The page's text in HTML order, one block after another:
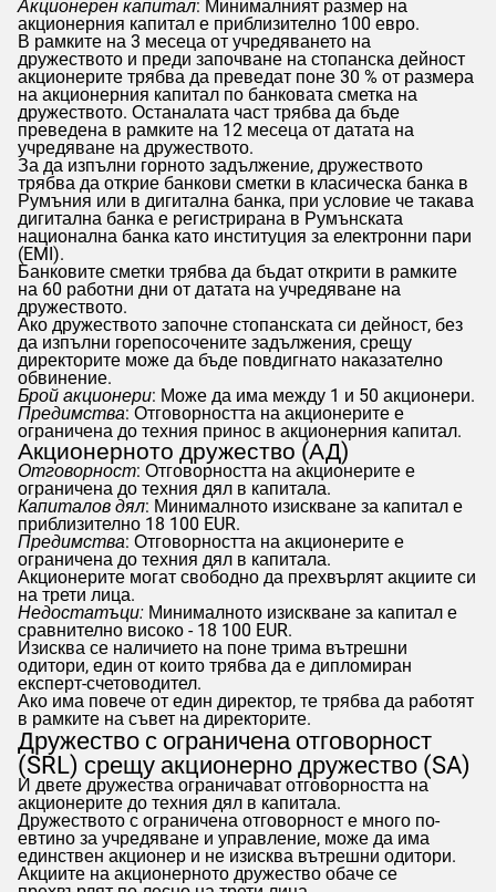
Акционерен капитал: Минималният размер на
акционерния капитал е приблизително 100 евро.
В рамките на 3 месеца от учредяването на
дружеството и преди започване на стопанска дейност
акционерите трябва да преведат поне 30 % от размера
на акционерния капитал по банковата сметка на
дружеството. Останалата част трябва да бъде
преведена в рамките на 12 месеца от датата на
учредяване на дружеството.
За да изпълни горното задължение, дружеството
трябва да открие банкови сметки в класическа банка в
Румъния или в дигитална банка, при условие че такава
дигитална банка е регистрирана в Румънската
национална банка като институция за електронни пари
(EMI).
Банковите сметки трябва да бъдат открити в рамките
на 60 работни дни от датата на учредяване на
дружеството.
Ако дружеството започне стопанската си дейност, без
да изпълни горепосочените задължения, срещу
директорите може да бъде повдигнато наказателно
обвинение.
Брой акционери: Може да има между 1 и 50 акционери.
Предимства: Отговорността на акционерите е
ограничена до техния принос в акционерния капитал.
Акционерното дружество (АД)
Отговорност: Отговорността на акционерите е
ограничена до техния дял в капитала.
Капиталов дял: Минималното изискване за капитал е
приблизително 18 100 EUR.
Предимства: Отговорността на акционерите е
ограничена до техния дял в капитала.
Акционерите могат свободно да прехвърлят акциите си
на трети лица.
Недостатъци: Минималното изискване за капитал е
сравнително високо - 18 100 EUR.
Изисква се наличието на поне трима вътрешни
одитори, един от които трябва да е дипломиран
експерт-счетоводител.
Ако има повече от един директор, те трябва да работят
в рамките на съвет на директорите.
Дружество с ограничена отговорност
(SRL) срещу акционерно дружество (SA)
И двете дружества ограничават отговорността на
акционерите до техния дял в капитала.
Дружеството с ограничена отговорност е много по-
евтино за учредяване и управление, може да има
единствен акционер и не изисква вътрешни одитори.
Акциите на акционерното дружество обаче се